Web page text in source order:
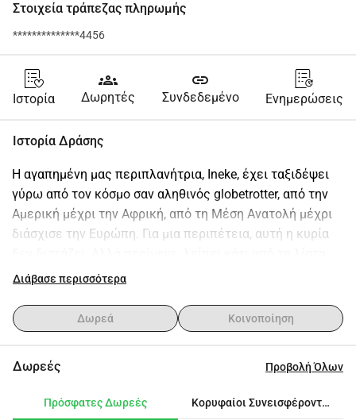
Στοιχεία τράπεζας πληρωμής
**************4456
Ιστορία
groups
Δωρητές
link
Συνδεδεμένο Ενημερώσεις
Ιστορία Δράσης
Η αγαπημένη μας περιπλανήτρια, Ineke, έχει ταξιδέψει
γύρω από τον κόσμο σαν αληθινός globetrotter, από την
Αμερική μέχρι την Αφρική, από τη Μέση Ανατολή μέχρι
διάσχισε την Ευρώπη. Για μια περιπέτεια, αυτή η κυρία
ελέγχου της... Τύμπανα... Ασία!
Ναι, το διαβάζεις σωστά. Η Ineke δεν έχει δει ποτέ από
κοντά τις παγόδες της Ταϊλάνδης, τα κάρι της Ινδίας και
ταξιδιωτική επιθυμία της Ineke σε νέα ύψη, και
Διάβασε περισσότερα
Δωρεά Κοινοποίηση
Δωρεές Προβολή Όλων
Πρόσφατες Δωρεές Κορυφαίοι Συνεισφέροντες